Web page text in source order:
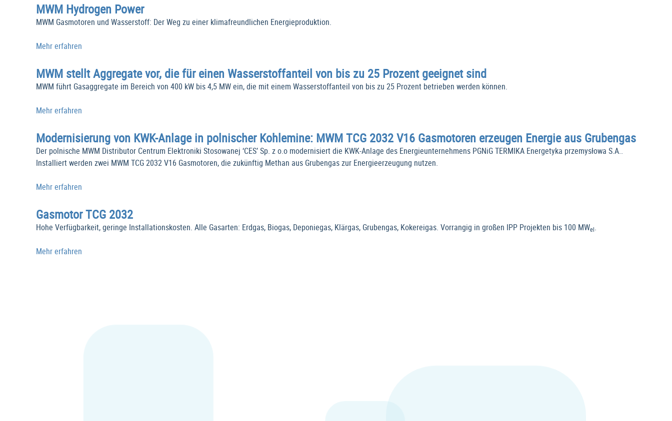
MWM Hydrogen Power
MWM Gasmotoren und Wasserstoff: Der Weg zu einer klimafreundlichen Energieproduktion.
Mehr erfahren
MWM stellt Aggregate vor, die für einen Wasserstoffanteil von bis zu 25 Prozent geeignet sind
MWM führt Gasaggregate im Bereich von 400 kW bis 4,5 MW ein, die mit einem Wasserstoffanteil von bis zu 25 Prozent betrieben werden können.
Mehr erfahren
Modernisierung von KWK-Anlage in polnischer Kohlemine: MWM TCG 2032 V16 Gasmotoren erzeugen Energie aus Grubengas
Der polnische MWM Distributor Centrum Elektroniki Stosowanej ‘CES’ Sp. z o.o modernisiert die KWK-Anlage des Energieunternehmens PGNiG TERMIKA Energetyka przemysłowa S.A..
Installiert werden zwei MWM TCG 2032 V16 Gasmotoren, die zukünftig Methan aus Grubengas zur Energieerzeugung nutzen.
Mehr erfahren
Gasmotor TCG 2032
Hohe Verfügbarkeit, geringe Installationskosten. Alle Gasarten: Erdgas, Biogas, Deponiegas, Klärgas, Grubengas, Kokereigas. Vorrangig in großen IPP Projekten bis 100 MWel.
Mehr erfahren